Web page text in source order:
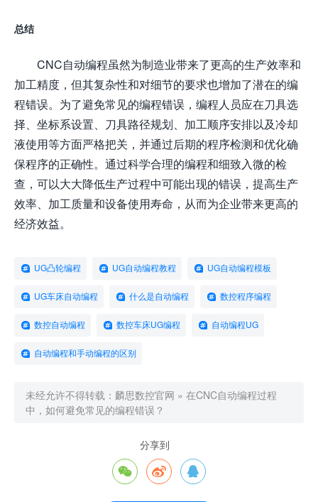
总结
CNC自动编程虽然为制造业带来了更高的生产效率和
加工精度，但其复杂性和对细节的要求也增加了潜在的编
程错误。为了避免常见的编程错误，编程人员应在刀具选
择、坐标系设置、刀具路径规划、加工顺序安排以及冷却
液使用等方面严格把关，并通过后期的程序检测和优化确
保程序的正确性。通过科学合理的编程和细致入微的检
查，可以大大降低生产过程中可能出现的错误，提高生产
效率、加工质量和设备使用寿命，从而为企业带来更高的
经济效益。
UG凸轮编程 UG自动编程教程 UG自动编程模板
UG车床自动编程 什么是自动编程 数控程序编程
数控自动编程 数控车床UG编程 自动编程UG
自动编程和手动编程的区别
未经允许不得转载： 麟思数控官网 » 在CNC自动编程过程
中，如何避免常见的编程错误？
分享到
  